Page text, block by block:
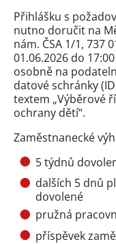
Přihlášku s
nutno doručit na
nám. ČSA 1/1, 737
01.06.2026 do
osobně na
datové schránky
textem „Výběrové
ochrany dětí“.
Zaměstnanecké
5 týdnů
dalších 5 dnů
dovolené
pružná
příspěvek